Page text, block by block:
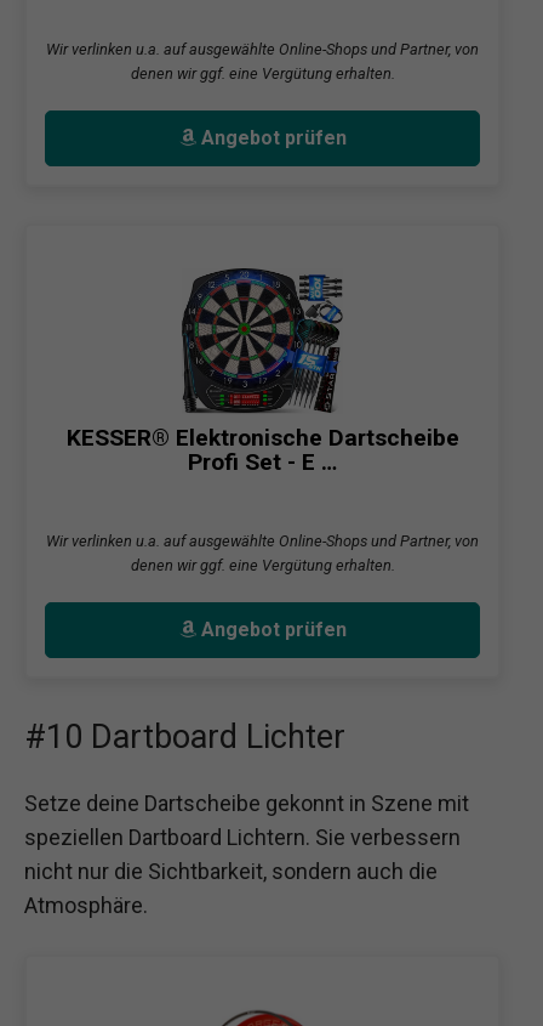
Wir verlinken u.a. auf ausgewählte Online-Shops und Partner, von
denen wir ggf. eine Vergütung erhalten.
Angebot prüfen
KESSER® Elektronische Dartscheibe
Profi Set - E …
Wir verlinken u.a. auf ausgewählte Online-Shops und Partner, von
denen wir ggf. eine Vergütung erhalten.
Angebot prüfen
#10 Dartboard Lichter
Setze deine Dartscheibe gekonnt in Szene mit
speziellen Dartboard Lichtern. Sie verbessern
nicht nur die Sichtbarkeit, sondern auch die
Atmosphäre.